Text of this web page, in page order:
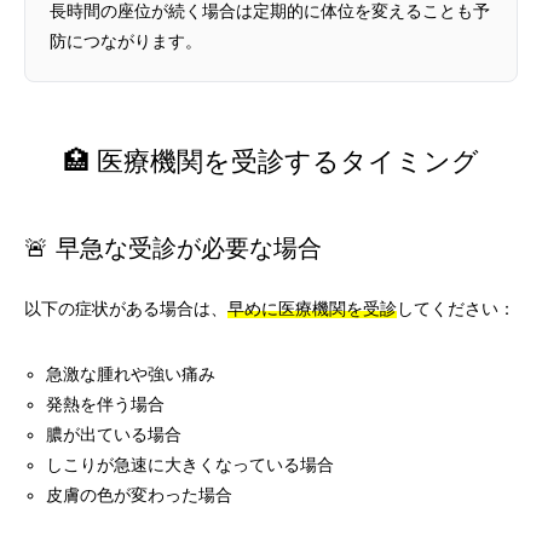
長時間の座位が続く場合は定期的に体位を変えることも予
防につながります。
🏥 医療機関を受診するタイミング
🚨 早急な受診が必要な場合
以下の症状がある場合は、 早めに医療機関を受診してください：
急激な腫れや強い痛み
発熱を伴う場合
膿が出ている場合
しこりが急速に大きくなっている場合
皮膚の色が変わった場合